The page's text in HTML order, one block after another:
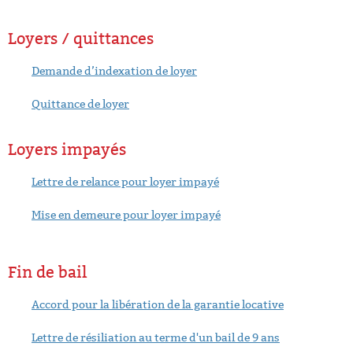
Loyers / quittances
Demande d’indexation de loyer
Quittance de loyer
Loyers impayés
Lettre de relance pour loyer impayé
Mise en demeure pour loyer impayé
Fin de bail
Accord pour la libération de la garantie locative
Lettre de résiliation au terme d'un bail de 9 ans